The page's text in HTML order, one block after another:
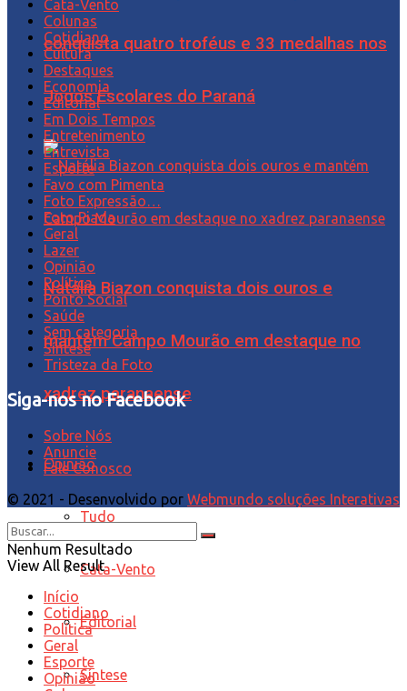
conquista quatro troféus e 33 medalhas nos
Jogos Escolares do Paraná
Natália Biazon conquista dois ouros e
mantém Campo Mourão em destaque no
xadrez paranaense
Opinião
Tudo
Cata-Vento
Editorial
Síntese
Cata-Vento
Colunas
Cotidiano
Cultura
Destaques
Economia
Editorial
Em Dois Tempos
Entretenimento
Entrevista
Esporte
Favo com Pimenta
Foto Expressão…
Foto Piada
Geral
Lazer
Opinião
Política
Ponto Social
Saúde
Sem categoria
Síntese
Tristeza da Foto
Siga-nos no Facebook
Sobre Nós
Anuncie
Fale Conosco
© 2021 - Desenvolvido por Webmundo soluções Interativas
Nenhum Resultado
View All Result
Início
Cotidiano
Política
Geral
Esporte
Opinião